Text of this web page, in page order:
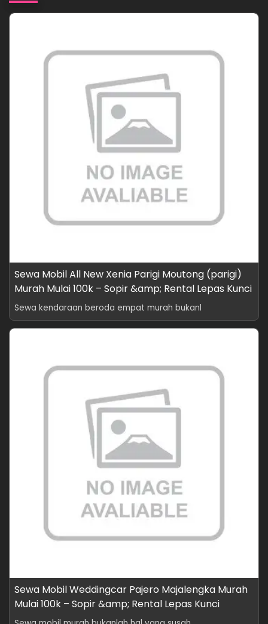
Sewa Mobil All New Xenia Parigi Moutong (parigi)
Murah Mulai 100k – Sopir &amp; Rental Lepas Kunci
Sewa kendaraan beroda empat murah bukanl
Sewa Mobil Weddingcar Pajero Majalengka Murah
Mulai 100k – Sopir &amp; Rental Lepas Kunci